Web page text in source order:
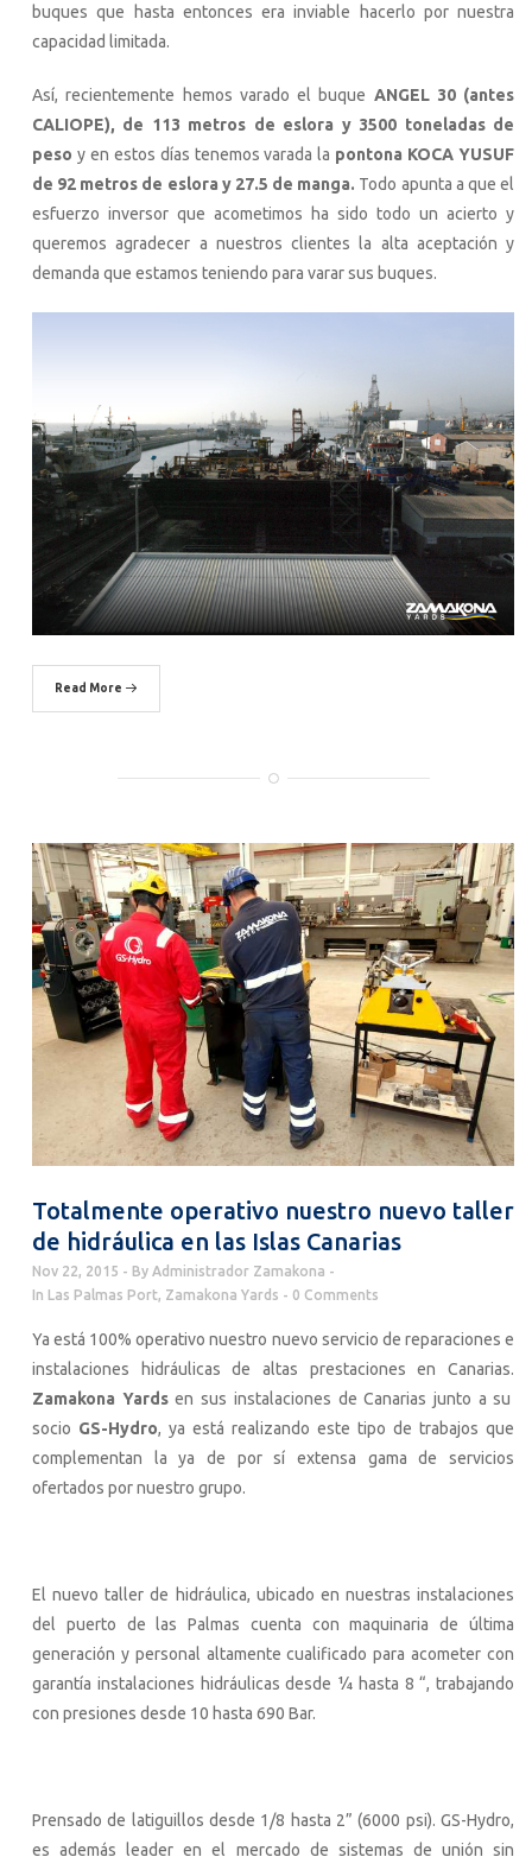
buques que hasta entonces era inviable hacerlo por nuestra
capacidad limitada.
Así, recientemente hemos varado el buque ANGEL 30 (antes
CALIOPE), de 113 metros de eslora y 3500 toneladas de
peso y en estos días tenemos varada la pontona KOCA YUSUF
de 92 metros de eslora y 27.5 de manga. Todo apunta a que el
esfuerzo inversor que acometimos ha sido todo un acierto y
queremos agradecer a nuestros clientes la alta aceptación y
demanda que estamos teniendo para varar sus buques.
Read More
Totalmente operativo nuestro nuevo taller
de hidráulica en las Islas Canarias
Nov 22, 2015 By Administrador Zamakona
In Las Palmas Port, Zamakona Yards 0 Comments
Ya está 100% operativo nuestro nuevo servicio de reparaciones e
instalaciones hidráulicas de altas prestaciones en Canarias.
Zamakona Yardsen sus instalaciones de Canarias junto a su
socio GS-Hydro, ya está realizando este tipo de trabajos que
complementan la ya de por sí extensa gama de servicios
ofertados por nuestro grupo.
El nuevo taller de hidráulica, ubicado en nuestras instalaciones
del puerto de las Palmas cuenta con maquinaria de última
generación y personal altamente cualificado para acometer con
garantía instalaciones hidráulicas desde ¼ hasta 8 “, trabajando
con presiones desde 10 hasta 690 Bar.
Prensado de latiguillos desde 1/8 hasta 2” (6000 psi). GS-Hydro,
es además leader en el mercado de sistemas de unión sin